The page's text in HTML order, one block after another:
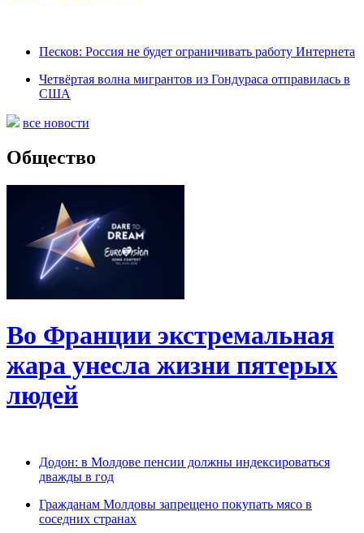
Песков: Россия не будет ограничивать работу Интернета
Четвёртая волна мигрантов из Гондураса отправилась в
США
все новости
Общество
Во Франции экстремальная
жара унесла жизни пятерых
людей
Додон: в Молдове пенсии должны индексироваться
дважды в год
Гражданам Молдовы запрещено покупать мясо в
соседних странах